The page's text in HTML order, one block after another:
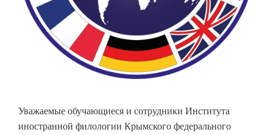
Уважаемые обучающиеся и сотрудники Института
иностранной филологии Крымского федерального